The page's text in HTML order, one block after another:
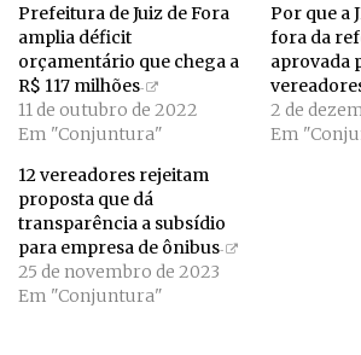
Prefeitura de Juiz de Fora
amplia déficit
orçamentário que chega a
R$ 117 milhões
11 de outubro de 2022
Em "Conjuntura"
Por que a
fora da
aprovada
2 de
Em
12 vereadores rejeitam
proposta que dá
transparência a subsídio
para empresa de ônibus
25 de novembro de 2023
Em "Conjuntura"